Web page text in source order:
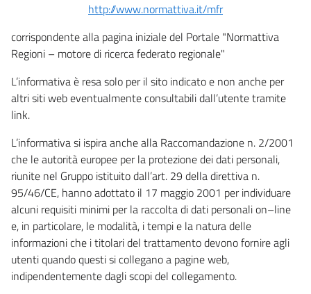
http://www.normattiva.it/mfr
corrispondente alla pagina iniziale del Portale "Normattiva
Regioni – motore di ricerca federato regionale"
L’informativa è resa solo per il sito indicato e non anche per
altri siti web eventualmente consultabili dall’utente tramite
link.
L’informativa si ispira anche alla Raccomandazione n. 2/2001
che le autorità europee per la protezione dei dati personali,
riunite nel Gruppo istituito dall’art. 29 della direttiva n.
95/46/CE, hanno adottato il 17 maggio 2001 per individuare
alcuni requisiti minimi per la raccolta di dati personali on–line
e, in particolare, le modalità, i tempi e la natura delle
informazioni che i titolari del trattamento devono fornire agli
utenti quando questi si collegano a pagine web,
indipendentemente dagli scopi del collegamento.